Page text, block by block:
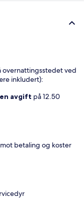
overnattingsstedet ved
inkludert):
en avgift på 12.50
betaling og koster